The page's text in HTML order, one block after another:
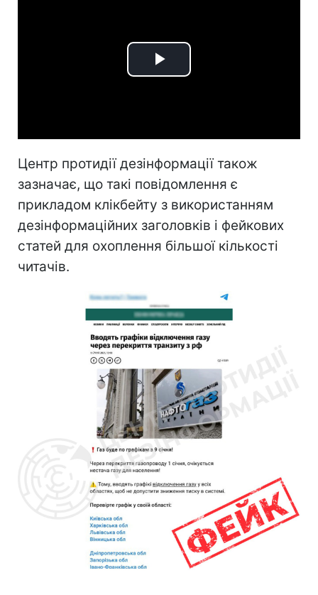
Play
Центр протидії дезінформації також
зазначає, що такі повідомлення є
прикладом клікбейту з використанням
дезінформаційних заголовків і фейкових
статей для охоплення більшої кількості
читачів.